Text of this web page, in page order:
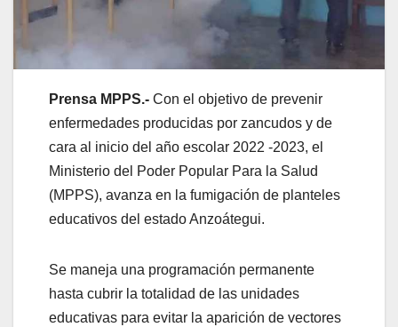
Prensa MPPS.- Con el objetivo de prevenir
enfermedades producidas por zancudos y de
cara al inicio del año escolar 2022 -2023, el
Ministerio del Poder Popular Para la Salud
(MPPS), avanza en la fumigación de planteles
educativos del estado Anzoátegui.
Se maneja una programación permanente
hasta cubrir la totalidad de las unidades
educativas para evitar la aparición de vectores